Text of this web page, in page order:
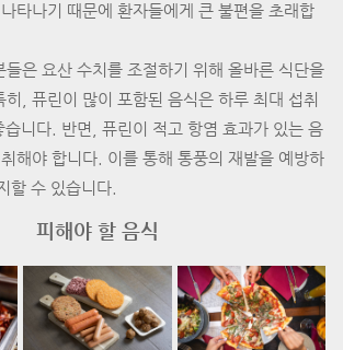
타나기 때문에 환자들에게 큰 불편을 초래합
들은 요산 수치를 조절하기 위해 올바른 식단을
, 퓨린이 많이 포함된 음식은 하루 최대 섭취
습니다. 반면, 퓨린이 적고 항염 효과가 있는 음
해야 합니다. 이를 통해 통풍의 재발을 예방하
할 수 있습니다.
피해야 할 음식